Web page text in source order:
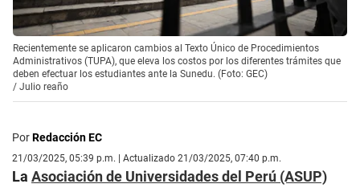
Recientemente se aplicaron cambios al Texto Único de Procedimientos
Administrativos (TUPA), que eleva los costos por los diferentes trámites que
deben efectuar los estudiantes ante la Sunedu. (Foto: GEC)
/ Julio reaño
PorRedacción EC
21/03/2025, 05:39 p.m. | Actualizado 21/03/2025, 07:40 p.m.
La Asociación de Universidades del Perú (ASUP)